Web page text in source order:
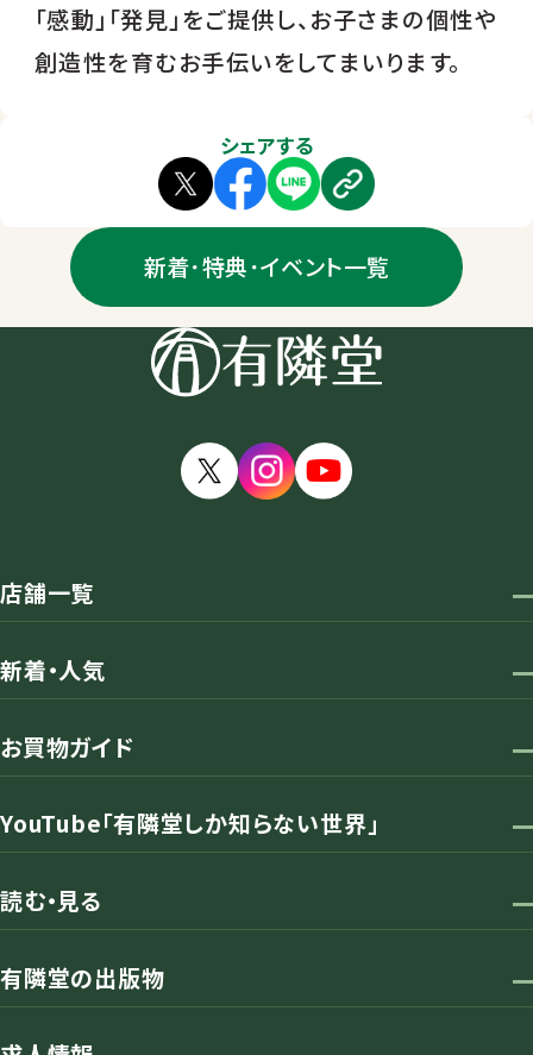
「感動」「発見」をご提供し、お子さまの個性や
創造性を育むお手伝いをしてまいります。
シェアする
新着･特典･イベント一覧
店舗一覧
新着・人気
お買物ガイド
YouTube「有隣堂しか知らない世界」
読む・見る
有隣堂の出版物